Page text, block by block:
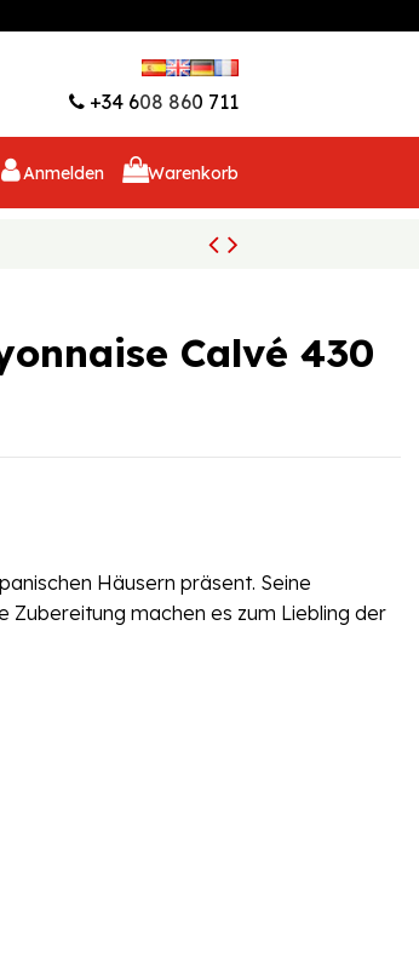
+34 608 860 711
Anmelden Warenkorb
Calvé 430
Häusern präsent. Seine
machen es zum Liebling der